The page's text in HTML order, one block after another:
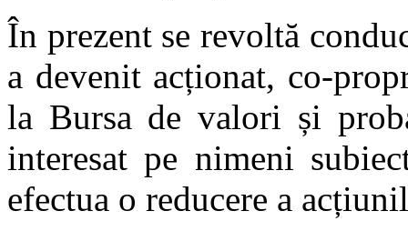
În prezent se revoltă
a devenit acționat, co-
la Bursa de valori și
interesat pe nimeni
efectua o reducere a